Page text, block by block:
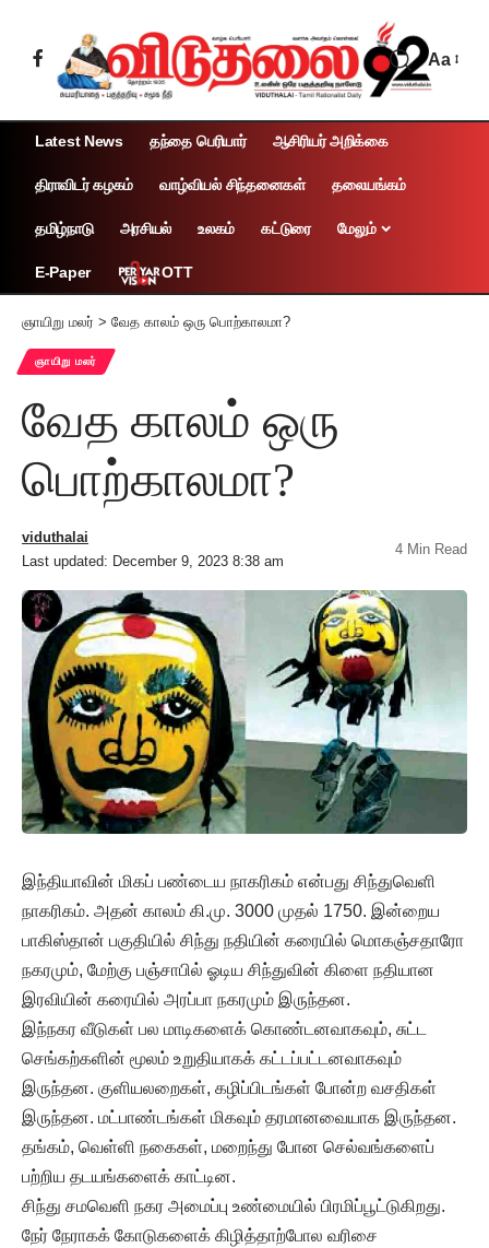
Aa
Latest News தந்தை பெரியார் ஆசிரியர் அறிக்கை
திராவிடர் கழகம் வாழ்வியல் சிந்தனைகள் தலையங்கம்
தமிழ்நாடு அரசியல் உலகம் கட்டுரை மேலும்
E-Paper OTT
ஞாயிறு மலர் > வேத காலம் ஒரு பொற்காலமா?
ஞாயிறு மலர்
வேத காலம் ஒரு
பொற்காலமா?
Last updated: December 9, 2023 8:38 am
viduthalai
4 Min Read
இந்தியாவின் மிகப் பண்டைய நாகரிகம் என்பது சிந்துவெளி
நாகரிகம். அதன் காலம் கி.மு. 3000 முதல் 1750. இன்றைய
பாகிஸ்தான் பகுதியில் சிந்து நதியின் கரையில் மொகஞ்சதாரோ
நகரமும், மேற்கு பஞ்சாபில் ஓடிய சிந்துவின் கிளை நதியான
இரவியின் கரையில் அரப்பா நகரமும் இருந்தன.
இந்நகர வீடுகள் பல மாடிகளைக் கொண்டனவாகவும், சுட்ட
செங்கற்களின் மூலம் உறுதியாகக் கட்டப்பட்டனவாகவும்
இருந்தன. குளியலறைகள், கழிப்பிடங்கள் போன்ற வசதிகள்
இருந்தன. மட்பாண்டங்கள் மிகவும் தரமானவையாக இருந்தன.
தங்கம், வெள்ளி நகைகள், மறைந்து போன செல்வங்களைப்
பற்றிய தடயங்களைக் காட்டின.
சிந்து சமவெளி நகர அமைப்பு உண்மையில் பிரமிப்பூட்டுகிறது.
நேர் நேராகக் கோடுகளைக் கிழித்தாற்போல வரிசை